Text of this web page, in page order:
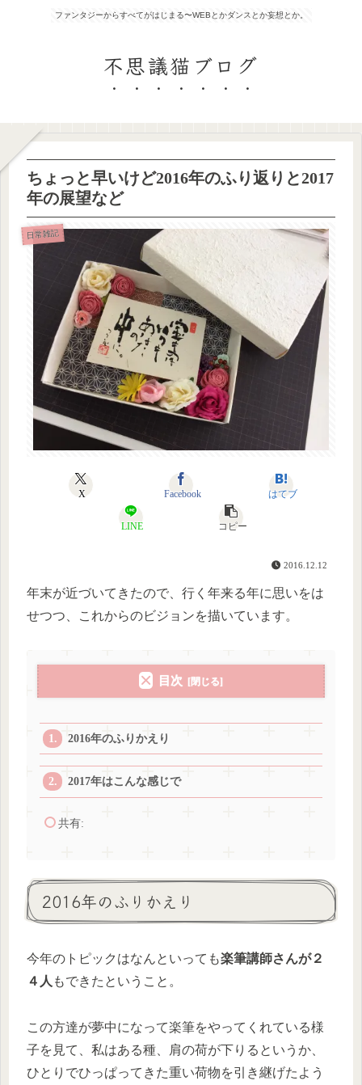
ファンタジーからすべてがはじまる〜WEBとかダンスとか妄想とか。
不思議猫ブログ
ちょっと早いけど2016年のふり返りと2017
年の展望など
日常雑記
X Facebook はてブ
LINE コピー
2016.12.12
年末が近づいてきたので、行く年来る年に思いをは
せつつ、これからのビジョンを描いています。
目次
2016年のふりかえり
2017年はこんな感じで
共有:
2016年のふりかえり
今年のトピックはなんといっても楽筆講師さんが２
４人 もできたということ。
この方達が夢中になって楽筆をやってくれている様
子を見て、私はある種、肩の荷が下りるというか、
ひとりでひっぱってきた重い荷物を引き継げたよう